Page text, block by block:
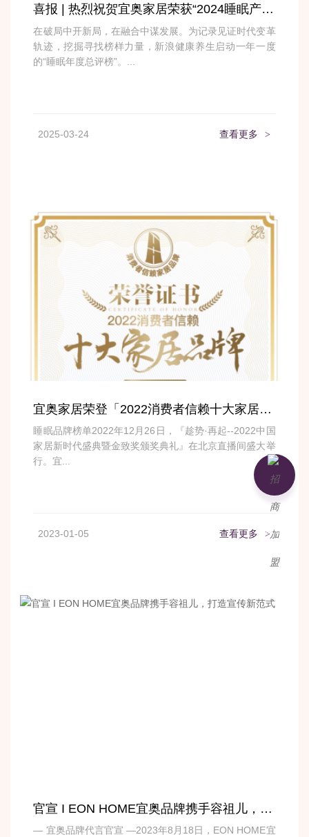
喜报 | 热烈祝贺宜奥家居荣获“2024​睡眠产业制造交付标杆企业”荣誉
在破局中开新局，在融合中谋发展。为记录见证时代变革
轨迹，挖掘寻找榜样力量，新浪健康养生启动一年一度
的“睡眠年度总评榜”。...
2025-03-24 查看更多 >
宜奥家居荣登「2022消费者信赖十大家居品牌」
睡眠品牌榜单2022年12月26日，『趁势·再起--2022中国
家居新时代盛典暨金致奖颁奖典礼』在北京直播间盛大举
行。宜...
2023-01-05 查看更多 >
官宣 I EON HOME宜奥品牌携手容祖儿，打造宣传新范式
— 宜奥品牌代言官宣 —2023年8月18日，EON HOME宜
加盟咨询